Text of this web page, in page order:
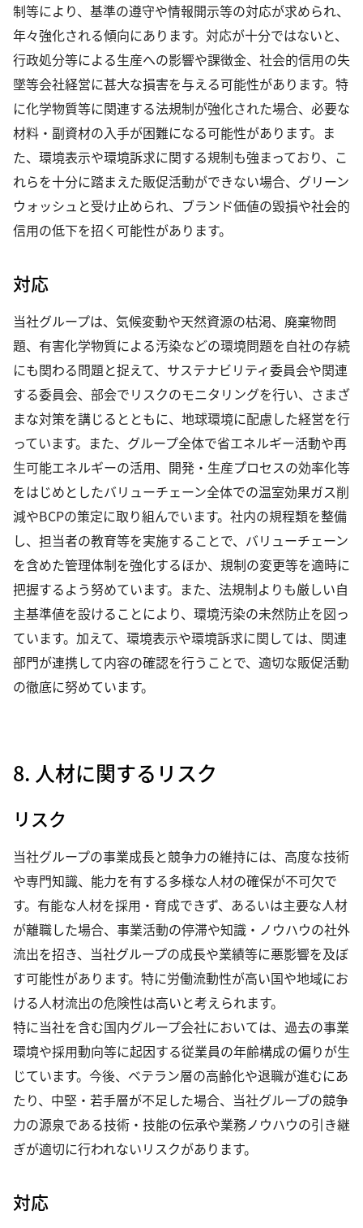
制等により、基準の遵守や情報開示等の対応が求められ、
年々強化される傾向にあります。対応が十分ではないと、
行政処分等による生産への影響や課徴金、社会的信用の失
墜等会社経営に甚大な損害を与える可能性があります。特
に化学物質等に関連する法規制が強化された場合、必要な
材料・副資材の入手が困難になる可能性があります。ま
た、環境表示や環境訴求に関する規制も強まっており、こ
れらを十分に踏まえた販促活動ができない場合、グリーン
ウォッシュと受け止められ、ブランド価値の毀損や社会的
信用の低下を招く可能性があります。
対応
当社グループは、気候変動や天然資源の枯渇、廃棄物問
題、有害化学物質による汚染などの環境問題を自社の存続
にも関わる問題と捉えて、サステナビリティ委員会や関連
する委員会、部会でリスクのモニタリングを行い、さまざ
まな対策を講じるとともに、地球環境に配慮した経営を行
っています。また、グループ全体で省エネルギー活動や再
生可能エネルギーの活用、開発・生産プロセスの効率化等
をはじめとしたバリューチェーン全体での温室効果ガス削
減やBCPの策定に取り組んでいます。社内の規程類を整備
し、担当者の教育等を実施することで、バリューチェーン
を含めた管理体制を強化するほか、規制の変更等を適時に
把握するよう努めています。また、法規制よりも厳しい自
主基準値を設けることにより、環境汚染の未然防止を図っ
ています。加えて、環境表示や環境訴求に関しては、関連
部門が連携して内容の確認を行うことで、適切な販促活動
の徹底に努めています。
8. 人材に関するリスク
リスク
当社グループの事業成長と競争力の維持には、高度な技術
や専門知識、能力を有する多様な人材の確保が不可欠で
す。有能な人材を採用・育成できず、あるいは主要な人材
が離職した場合、事業活動の停滞や知識・ノウハウの社外
流出を招き、当社グループの成長や業績等に悪影響を及ぼ
す可能性があります。特に労働流動性が高い国や地域にお
ける人材流出の危険性は高いと考えられます。
特に当社を含む国内グループ会社においては、過去の事業
環境や採用動向等に起因する従業員の年齢構成の偏りが生
じています。今後、ベテラン層の高齢化や退職が進むにあ
たり、中堅・若手層が不足した場合、当社グループの競争
力の源泉である技術・技能の伝承や業務ノウハウの引き継
ぎが適切に行われないリスクがあります。
対応